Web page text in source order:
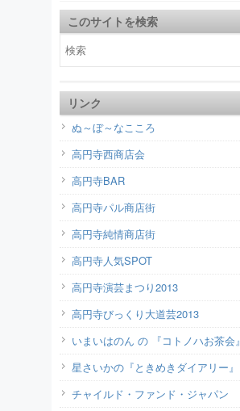
このサイトを検索
リンク
ぬ～ぼ～なこころ
高円寺西商店会
高円寺BAR
高円寺パル商店街
高円寺純情商店街
高円寺人気SPOT
高円寺演芸まつり2013
高円寺びっくり大道芸2013
いまいはのん の 『コトノハお茶会』
星さいかの『ときめきダイアリー』
チャイルド・ファンド・ジャパン